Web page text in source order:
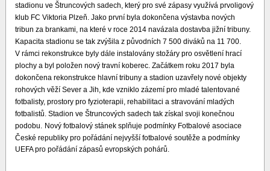
stadionu ve Štruncových sadech, který pro své zápasy využívá prvoligový
klub FC Viktoria Plzeň. Jako první byla dokončena výstavba nových
tribun za brankami, na které v roce 2014 navázala dostavba jižní tribuny.
Kapacita stadionu se tak zvýšila z původních 7 500 diváků na 11 700.
V rámci rekonstrukce byly dále instalovány stožáry pro osvětlení hrací
plochy a byl položen nový travní koberec. Začátkem roku 2017 byla
dokončena rekonstrukce hlavní tribuny a stadion uzavřely nové objekty
rohových věží Sever a Jih, kde vzniklo zázemí pro mladé talentované
fotbalisty, prostory pro fyzioterapii, rehabilitaci a stravování mladých
fotbalistů. Stadion ve Štruncových sadech tak získal svoji konečnou
podobu. Nový fotbalový stánek splňuje podmínky Fotbalové asociace
České republiky pro pořádání nejvyšší fotbalové soutěže a podmínky
UEFA pro pořádání zápasů evropských pohárů.